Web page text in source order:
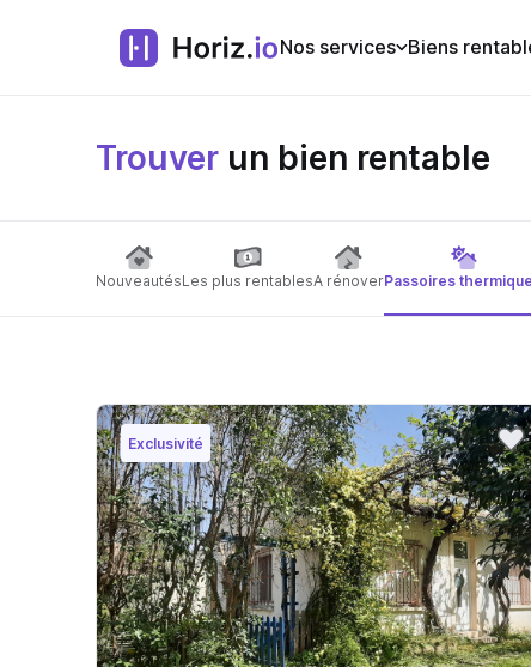
Nos services Biens
Trouver un bien rentable
NouveautésLes plus rentablesA rénoverPassoires
Exclusivité